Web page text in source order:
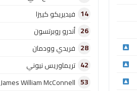
14 فيديريكو كييزا
26 أندرو روبرتسون
28 فريدي وودمان
42 تريماوريس نيوني
53
James William McConnell